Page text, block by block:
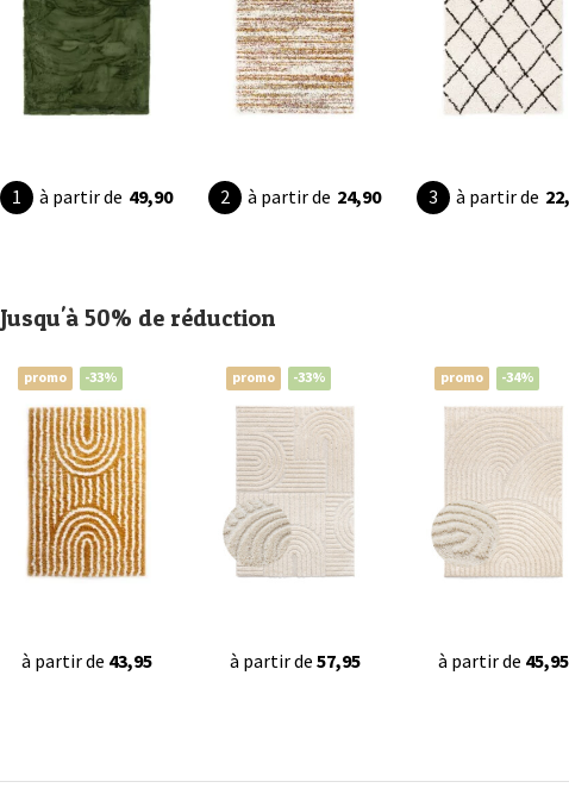
à partir de 49,90 à partir de 24,90 à partir de
Jusqu'à 50% de réduction
promo -33%
à partir de 43,95
promo -33%
à partir de 57,95
promo -34%
à partir de 45,95